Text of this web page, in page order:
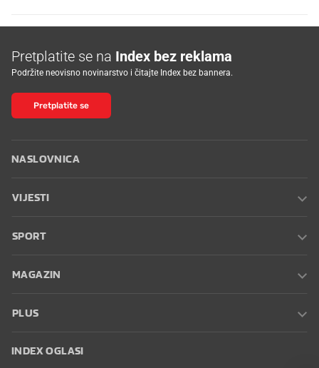
Pretplatite se na Index bez reklama
Podržite neovisno novinarstvo i čitajte Index bez bannera.
Pretplatite se
NASLOVNICA
VIJESTI
SPORT
MAGAZIN
PLUS
INDEX OGLASI